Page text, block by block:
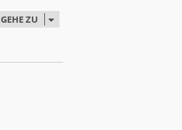
GEHE ZU